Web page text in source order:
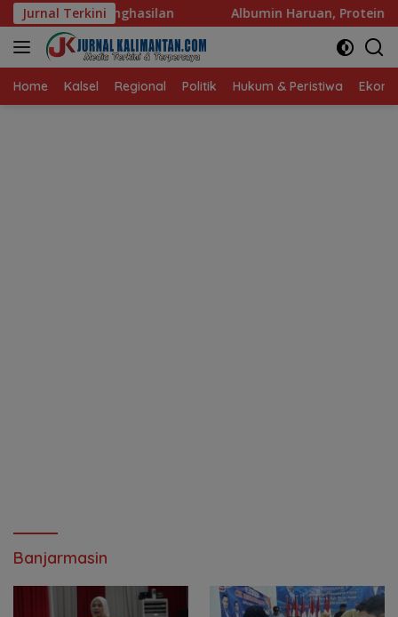
Langsung
ke
konten
Jurnal TerkiniAlbumin Haruan, Protein Berkualitas untuk Hidup
Home Kalsel Regional Politik Hukum & Peristiwa
Banjarmasin